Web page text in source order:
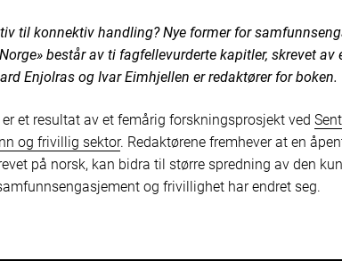
til konnektiv handling? Nye former for
består av ti fagfellevurderte kapitler, skrevet av
Enjolras og Ivar Eimhjellen er redaktører for boken.
et resultat av et femårig forskningsprosjekt ved
og frivillig sektor. Redaktørene fremhever at en
på norsk, kan bidra til større spredning av den
og frivillighet har endret seg.